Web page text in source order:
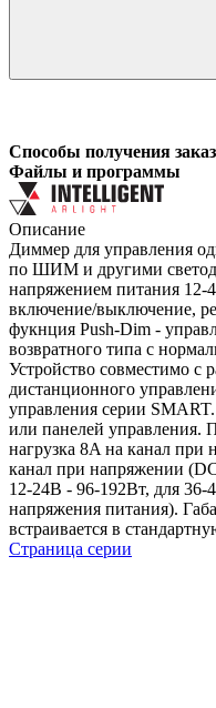
Способы получения
Файлы и программы
Описание
Диммер для управления
по ШИМ и другими
напряжением питания
включение/выключение,
фукнция Push-Dim -
возвратного типа с
Устройство совместимо с
дистанционного
управления серии
или панелей управления.
нагрузка 8A на канал
канал при напряжении
12-24В - 96-192Вт, для 36-
напряжения питания).
встраивается в
Страница серии